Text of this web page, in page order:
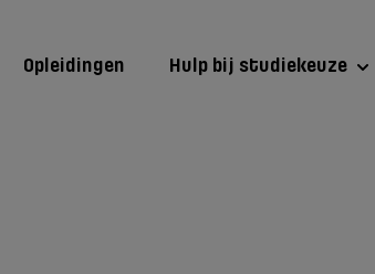
Opleidingen Hulp bij studiekeuze